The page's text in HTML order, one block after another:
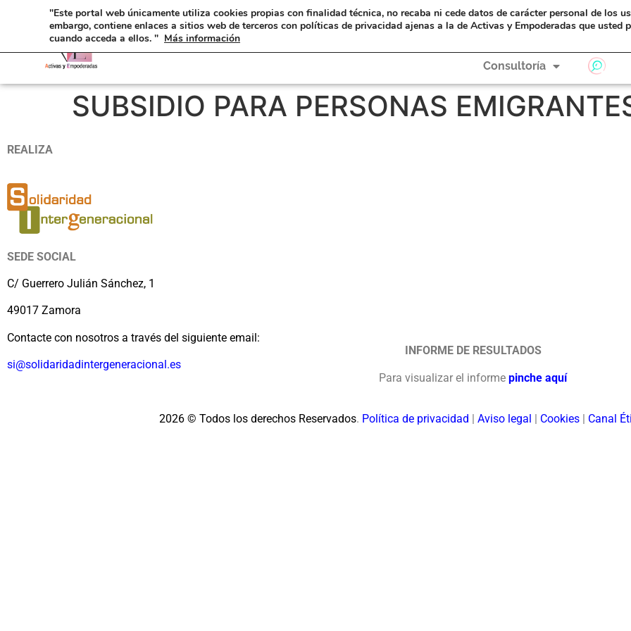
eAyudas Formación A Hombros de Gigantas
Consultoría
SUBSIDIO PARA PERSONAS
REALIZA
SEDE SOCIAL
C/ Guerrero Julián Sánchez, 1
49017 Zamora
Contacte con nosotros a través del siguiente email:
si@solidaridadintergeneracional.es
INFORME DE RESULTADOS
Para visualizar el informe pinche aquí
2026 © Todos los derechos Reservados. Política de privacidad | Aviso legal | Cookies | Canal
"Este portal web únicamente utiliza cookies propias con finalidad técnica, no recaba ni cede datos de carácter personal de los
embargo, contiene enlaces a sitios web de terceros con políticas de privacidad ajenas a la de Activas y Empoderadas que usted
cuando acceda a ellos. " Más información